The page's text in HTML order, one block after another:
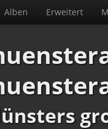
Alben Erweitert